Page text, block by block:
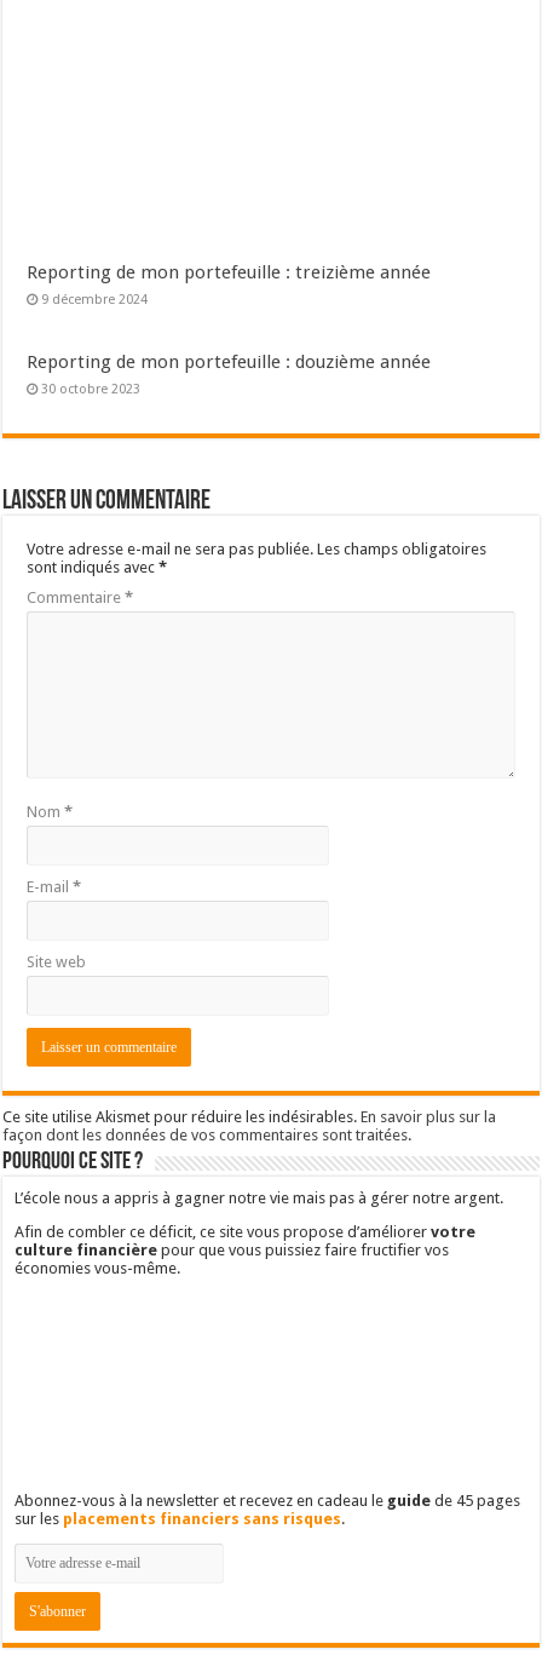
Reporting de mon portefeuille : treizième année
9 décembre 2024
Reporting de mon portefeuille : douzième année
30 octobre 2023
Laisser un commentaire
Votre adresse e-mail ne sera pas publiée. Les champs obligatoires
sont indiqués avec*
Commentaire*
Nom*
E-mail*
Site web
Ce site utilise Akismet pour réduire les indésirables.En savoir plus sur la
façon dont les données de vos commentaires sont traitées.
Pourquoi ce site ?
L’école nous a appris à gagner notre vie mais pas à gérer notre argent.
Afin de combler ce déficit, ce site vous propose d’améliorervotre
culture financière pour que vous puissiez faire fructifier vos
économies vous-même.
Abonnez-vous à la newsletter et recevez en cadeau le guide de 45 pages
sur les placements financiers sans risques.